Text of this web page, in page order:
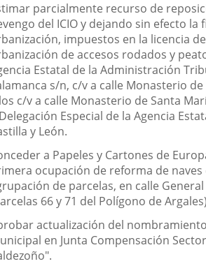
parcialmente recurso de
del ICIO y dejando sin efecto la
impuestos en la licencia
de accesos rodados y
Estatal de la Administración
s/n, c/v a calle Monasterio
c/v a calle Monasterio de Santa
Especial de la Agencia
y León.
a Papeles y Cartones de
ocupación de reforma de naves
de parcelas, en calle General
66 y 71 del Polígono de
actualización del
en Junta Compensación